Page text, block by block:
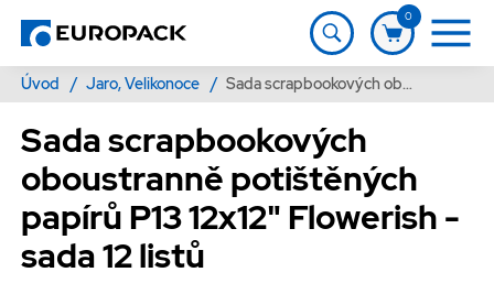
0
Úvod / Jaro, Velikonoce / Sada scrapbookových oboustranně potištěných papírů P13 12x12" Flowerish - sada 12 listů
Sada scrapbookových
oboustranně potištěných
papírů P13 12x12" Flowerish -
sada 12 listů